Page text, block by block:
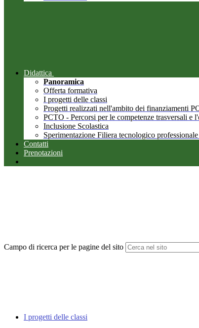
Didattica
Panoramica
Offerta formativa
I progetti delle classi
Progetti realizzati nell'ambito dei finanziamenti
PCTO - Percorsi per le competenze trasversali e
Inclusione Scolastica
Sperimentazione Filiera tecnologico
Contatti
Prenotazioni
Campo di ricerca per le pagine del sito
I progetti delle classi